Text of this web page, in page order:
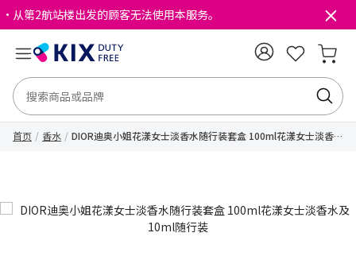
・从第2航站楼出发的顾客无法使用本服务。
首页 香水
DIOR迪奥小姐花漾女士淡香水随行装套盒 100ml花漾女士淡香水